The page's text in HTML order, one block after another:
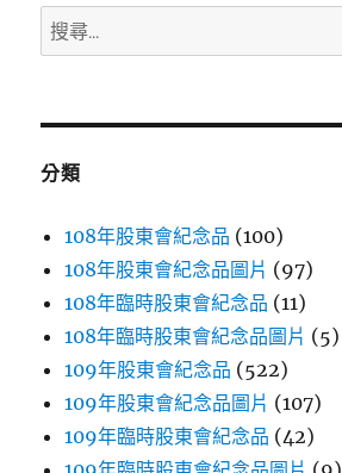
搜
尋
鍵
分類
108年股東會紀念品 (100)
108年股東會紀念品圖片 (97)
108年臨時股東會紀念品 (11)
108年臨時股東會紀念品圖片 (5)
109年股東會紀念品 (522)
109年股東會紀念品圖片 (107)
109年臨時股東會紀念品 (42)